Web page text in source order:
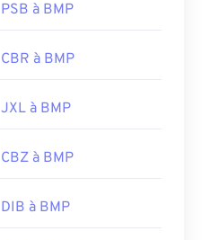
PSB à BMP
CBR à BMP
JXL à BMP
CBZ à BMP
DIB à BMP